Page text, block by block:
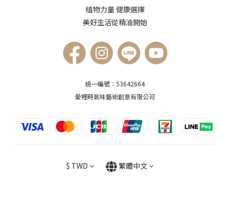
植物力量 健康選擇
美好生活從精油開始
統一編號：53642664
愛裡時氣味藝術創意有限公司
$ TWD 繁體中文